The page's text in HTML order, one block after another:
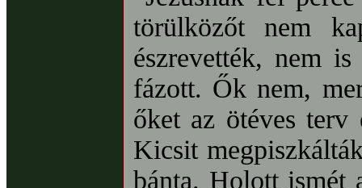
törülközőt nem
észrevették, nem
fázott. Ők nem,
őket az ötéves terv
Kicsit
bánta. Holott ismét